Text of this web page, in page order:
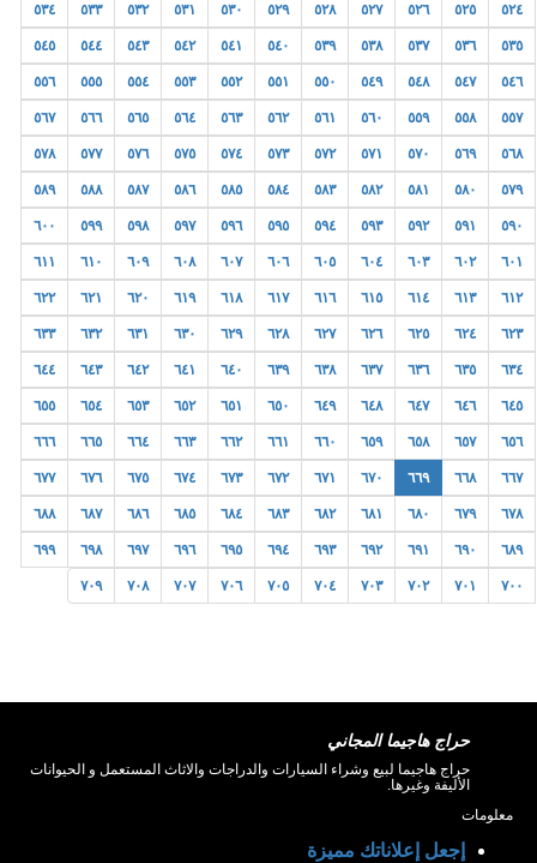
٥٢٤ ٥٢٥ ٥٢٦ ٥٢٧ ٥٢٨ ٥٢٩ ٥٣٠ ٥٣١ ٥٣٢ ٥٣٣ ٥٣٤
٥٣٥ ٥٣٦ ٥٣٧ ٥٣٨ ٥٣٩ ٥٤٠ ٥٤١ ٥٤٢ ٥٤٣ ٥٤٤ ٥٤٥
٥٤٦ ٥٤٧ ٥٤٨ ٥٤٩ ٥٥٠ ٥٥١ ٥٥٢ ٥٥٣ ٥٥٤ ٥٥٥ ٥٥٦
٥٥٧ ٥٥٨ ٥٥٩ ٥٦٠ ٥٦١ ٥٦٢ ٥٦٣ ٥٦٤ ٥٦٥ ٥٦٦ ٥٦٧
٥٦٨ ٥٦٩ ٥٧٠ ٥٧١ ٥٧٢ ٥٧٣ ٥٧٤ ٥٧٥ ٥٧٦ ٥٧٧ ٥٧٨
٥٧٩ ٥٨٠ ٥٨١ ٥٨٢ ٥٨٣ ٥٨٤ ٥٨٥ ٥٨٦ ٥٨٧ ٥٨٨ ٥٨٩
٥٩٠ ٥٩١ ٥٩٢ ٥٩٣ ٥٩٤ ٥٩٥ ٥٩٦ ٥٩٧ ٥٩٨ ٥٩٩ ٦٠٠
٦٠١ ٦٠٢ ٦٠٣ ٦٠٤ ٦٠٥ ٦٠٦ ٦٠٧ ٦٠٨ ٦٠٩ ٦١٠ ٦١١
٦١٢ ٦١٣ ٦١٤ ٦١٥ ٦١٦ ٦١٧ ٦١٨ ٦١٩ ٦٢٠ ٦٢١ ٦٢٢
٦٢٣ ٦٢٤ ٦٢٥ ٦٢٦ ٦٢٧ ٦٢٨ ٦٢٩ ٦٣٠ ٦٣١ ٦٣٢ ٦٣٣
٦٣٤ ٦٣٥ ٦٣٦ ٦٣٧ ٦٣٨ ٦٣٩ ٦٤٠ ٦٤١ ٦٤٢ ٦٤٣ ٦٤٤
٦٤٥ ٦٤٦ ٦٤٧ ٦٤٨ ٦٤٩ ٦٥٠ ٦٥١ ٦٥٢ ٦٥٣ ٦٥٤ ٦٥٥
٦٥٦ ٦٥٧ ٦٥٨ ٦٥٩ ٦٦٠ ٦٦١ ٦٦٢ ٦٦٣ ٦٦٤ ٦٦٥ ٦٦٦
٦٦٧ ٦٦٨ ٦٦٩ ٦٧٠ ٦٧١ ٦٧٢ ٦٧٣ ٦٧٤ ٦٧٥ ٦٧٦ ٦٧٧
٦٧٨ ٦٧٩ ٦٨٠ ٦٨١ ٦٨٢ ٦٨٣ ٦٨٤ ٦٨٥ ٦٨٦ ٦٨٧ ٦٨٨
٦٨٩ ٦٩٠ ٦٩١ ٦٩٢ ٦٩٣ ٦٩٤ ٦٩٥ ٦٩٦ ٦٩٧ ٦٩٨ ٦٩٩
٧٠٠ ٧٠١ ٧٠٢ ٧٠٣ ٧٠٤ ٧٠٥ ٧٠٦ ٧٠٧ ٧٠٨ ٧٠٩
حراج هاجيما المجاني
حراج هاجيما لبيع وشراء السيارات والدراجات والاثاث المستعمل و الحيوانات
الأليفة وغيرها.
معلومات
إجعل إعلاناتك مميزة